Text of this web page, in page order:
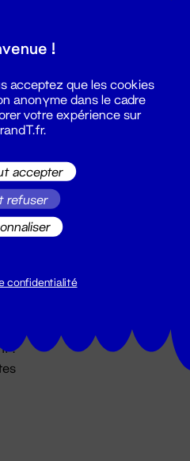
:
!
acceptez que les cookies
anonyme dans le cadre
votre expérience sur
accepter
refuser
confidentialité